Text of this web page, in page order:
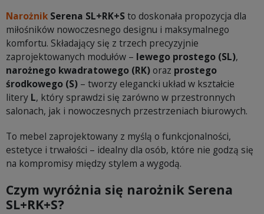
Narożnik Serena SL+RK+Sto doskonała propozycja dla
miłośników nowoczesnego designu i maksymalnego
komfortu. Składający się z trzech precyzyjnie
zaprojektowanych modułów – lewego prostego (SL),
narożnego kwadratowego (RK)oraz prostego
środkowego (S) – tworzy elegancki układ w kształcie
litery L, który sprawdzi się zarówno w przestronnych
salonach, jak i nowoczesnych przestrzeniach biurowych.
To mebel zaprojektowany z myślą o funkcjonalności,
estetyce i trwałości – idealny dla osób, które nie godzą się
na kompromisy między stylem a wygodą.
Czym wyróżnia się narożnik Serena
SL+RK+S?